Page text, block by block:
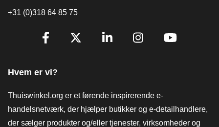
+31 (0)318 64 85 75
[_General:SocialMediaTitle]
Hvem er vi?
Thuiswinkel.org er et førende inspirerende e-
handelsnetværk, der hjælper butikker og e-detailhandlere,
der sælger produkter og/eller tjenester, virksomheder og